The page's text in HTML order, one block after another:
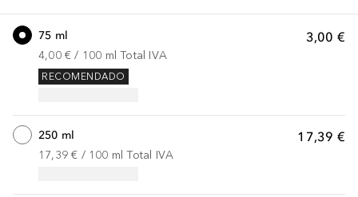
3,00 €
75 ml
4,00 € / 100 ml Total IVA
RECOMENDADO
17,39 €
250 ml
17,39 € / 100 ml Total IVA